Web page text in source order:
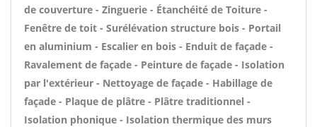
de couverture - Zinguerie - Étanchéité de Toiture -
Fenêtre de toit - Surélévation structure bois - Portail
en aluminium - Escalier en bois - Enduit de façade -
Ravalement de façade - Peinture de façade - Isolation
par l'extérieur - Nettoyage de façade - Habillage de
façade - Plaque de plâtre - Plâtre traditionnel -
Isolation phonique - Isolation thermique des murs